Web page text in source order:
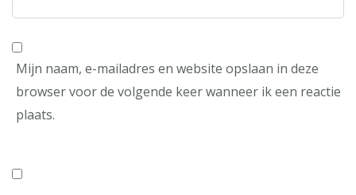
Mijn naam, e-mailadres en website opslaan in deze
browser voor de volgende keer wanneer ik een reactie
plaats.